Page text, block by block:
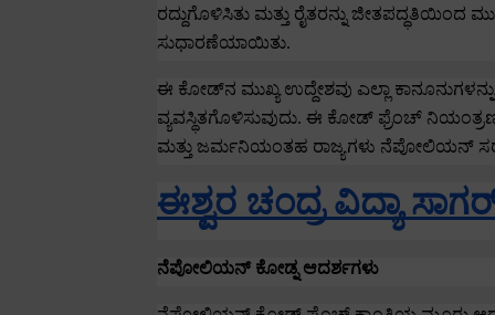
ರದ್ದುಗೊಳಿಸಿತು ಮತ್ತು ರೈತರನ್ನು ಜೀತಪದ್ಧತಿಯಿಂದ
ಸುಧಾರಣೆಯಾಯಿತು.
ಈ ಕೋಡ್‌ನ ಮುಖ್ಯ ಉದ್ದೇಶವು ಎಲ್ಲಾ
ವ್ಯವಸ್ಥಿತಗೊಳಿಸುವುದು. ಈ ಕೋಡ್ ಫ್ರೆಂಚ್
ಮತ್ತು ಜರ್ಮನಿಯಂತಹ ರಾಜ್ಯಗಳು ನೆಪೋಲಿಯನ್
ಈಶ್ವರ ಚಂದ್ರ ವಿದ್ಯಾ
ನೆಪೋಲಿಯನ್ ಕೋಡ್ನ ಆದರ್ಶಗಳು